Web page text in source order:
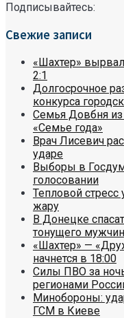
Подписывайтесь:
Свежие записи
«Шахтер»
2:1
Долгосрочное
конкурса
Семья Довбня из
«Семье года»
Врач Лисевич
ударе
Выборы в
голосовании
Тепловой стресс
жару
В Донецке
тонущего
«Шахтер» —
начнется в 18:00
Силы ПВО за
регионами
Минобороны:
ГСМ в Киеве